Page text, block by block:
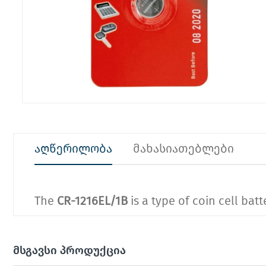
აღწერილობა მახასიათებლები
The CR-1216EL/1B is a type of coin cell
მსგავსი პროდუქცია